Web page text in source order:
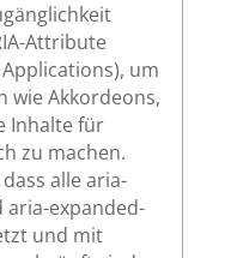
Attribute
um
wie Akkordeons,
Inhalte für
zu machen.
alle aria-
aria-expanded-
und mit